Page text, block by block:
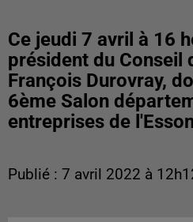
Ce jeudi 7 avril à 16
président du Conseil
François Durovray,
6ème Salon
entreprises de
Publié : 7 avril 2022 à